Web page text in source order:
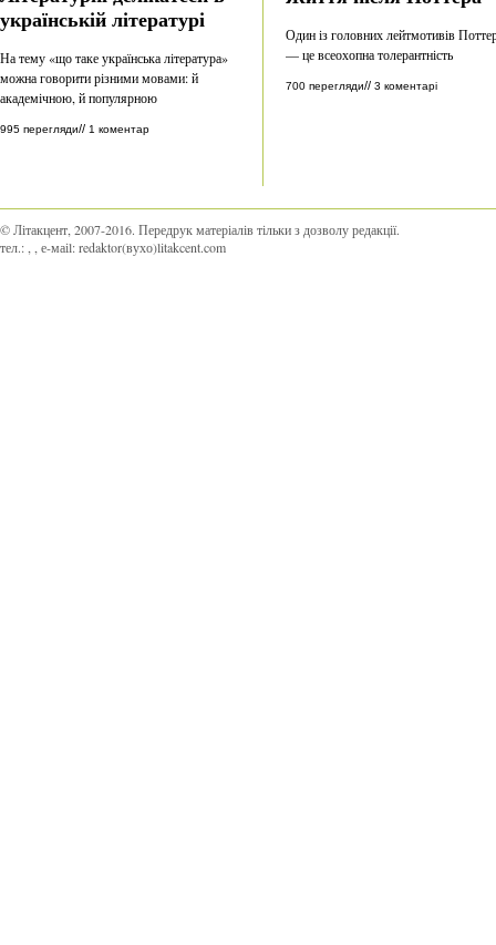
українській літературі
На тему «що таке українська література»
можна говорити різними мовами: й
академічною, й популярною
995 перегляди// 1 коментар
Один із головних лейтмотивів
— це всеохопна толерантність
700 перегляди// 3 коментарі
© Літакцент, 2007-2016. Передрук матеріалів тільки з дозволу редакції.
тел.:
, е-маіl:redaktor(вухо)litakcent.com